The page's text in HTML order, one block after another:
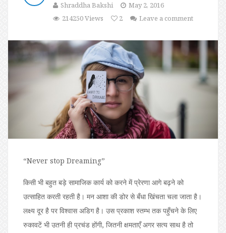
Shraddha Bakshi
May 2, 2016
214250 Views
2 Leave a comment
“Never stop Dreaming”
किसी भी बहुत बड़े सामाजिक कार्य को करने में प्रेरणा आगे बढ़ने को
उत्साहित करती रहती है। मन आशा की डोर से बँधा खिंचता चला जाता है।
लक्ष्य दूर है पर विश्वास अडिग है। उस प्रकाश स्तम्भ तक पहुँचने के लिए
रुकावटें भी उतनी ही प्रचंड होंगी, जितनी क्षमताएँ अगर सत्य साथ है तो